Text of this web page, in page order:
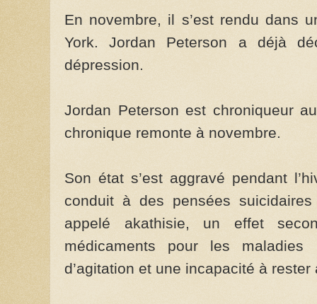
En novembre, il s’est rendu dans
York. Jordan Peterson a déjà
dépression.
Jordan Peterson est chroniqueur
chronique remonte à novembre.
Son état s’est aggravé pendant
conduit à des pensées
appelé akathisie, un effet
médicaments pour les maladies
d’agitation et une incapacité à rester